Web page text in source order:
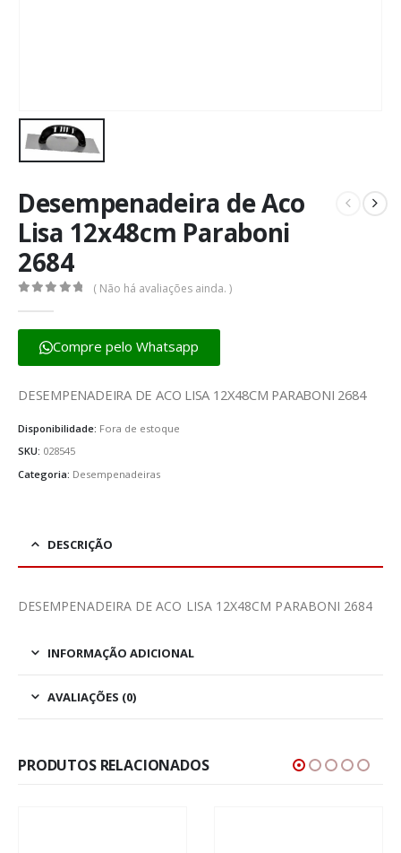
Desempenadeira de Aco
Lisa 12x48cm Paraboni
2684
( Não há avaliações ainda. )
Compre pelo Whatsapp
DESEMPENADEIRA DE ACO LISA 12X48CM PARABONI 2684
Disponibilidade: Fora de estoque
SKU: 028545
Categoria: Desempenadeiras
DESCRIÇÃO
DESEMPENADEIRA DE ACO LISA 12X48CM PARABONI 2684
INFORMAÇÃO ADICIONAL
AVALIAÇÕES (0)
PRODUTOS RELACIONADOS